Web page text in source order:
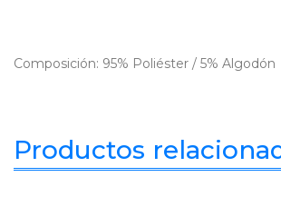
Composición: 95% Poliéster / 5% Algodón
Productos